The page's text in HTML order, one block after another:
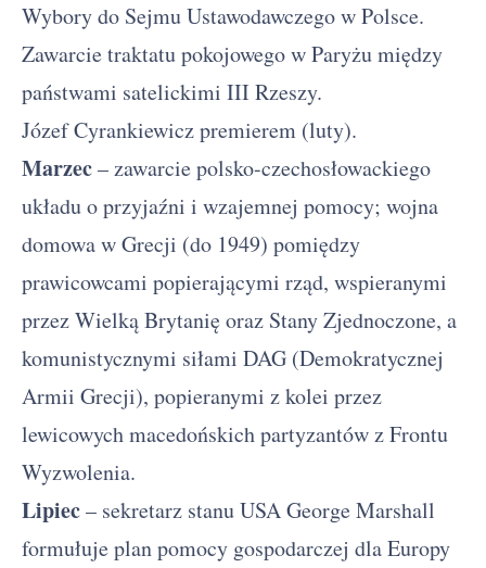
Wybory do Sejmu Ustawodawczego w Polsce.
Zawarcie traktatu pokojowego w Paryżu między
państwami satelickimi III Rzeszy.
Józef Cyrankiewicz premierem (luty).
Marzec– zawarcie polsko-czechosłowackiego
układu o przyjaźni i wzajemnej pomocy; wojna
domowa w Grecji (do 1949) pomiędzy
prawicowcami popierającymi rząd, wspieranymi
przez Wielką Brytanię oraz Stany Zjednoczone, a
komunistycznymi siłami DAG (Demokratycznej
Armii Grecji), popieranymi z kolei przez
lewicowych macedońskich partyzantów z Frontu
Wyzwolenia.
Lipiec– sekretarz stanu USA George Marshall
formułuje plan pomocy gospodarczej dla Europy